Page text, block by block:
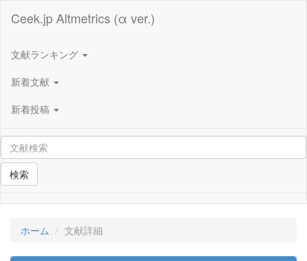
Ceek.jp Altmetrics (α ver.)
文献ランキング
新着文献
新着投稿
検索
ホーム 文献詳細